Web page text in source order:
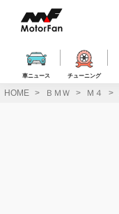
ス
車ニュース チューニング
HOME ＢＭＷ Ｍ４